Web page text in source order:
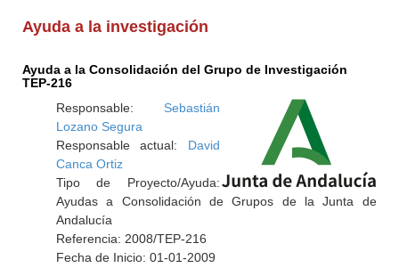
Ayuda a la investigación
Ayuda a la Consolidación del Grupo de Investigación
TEP-216
Responsable: Sebastián
Lozano Segura
Responsable actual: David
Canca Ortiz
Tipo de Proyecto/Ayuda:
Ayudas a Consolidación de Grupos de la Junta de
Andalucía
Referencia: 2008/TEP-216
Fecha de Inicio: 01-01-2009